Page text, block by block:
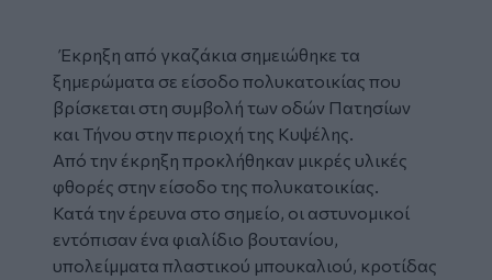
Έκρηξη από γκαζάκια σημειώθηκε τα
ξημερώματα σε είσοδο πολυκατοικίας που
βρίσκεται στη συμβολή των οδών Πατησίων
και Τήνου στην περιοχή της Κυψέλης.
Από την έκρηξη προκλήθηκαν μικρές υλικές
φθορές στην είσοδο της πολυκατοικίας.
Κατά την έρευνα στο σημείο, οι αστυνομικοί
εντόπισαν ένα φιαλίδιο βουτανίου,
υπολείμματα πλαστικού μπουκαλιού, κροτίδας